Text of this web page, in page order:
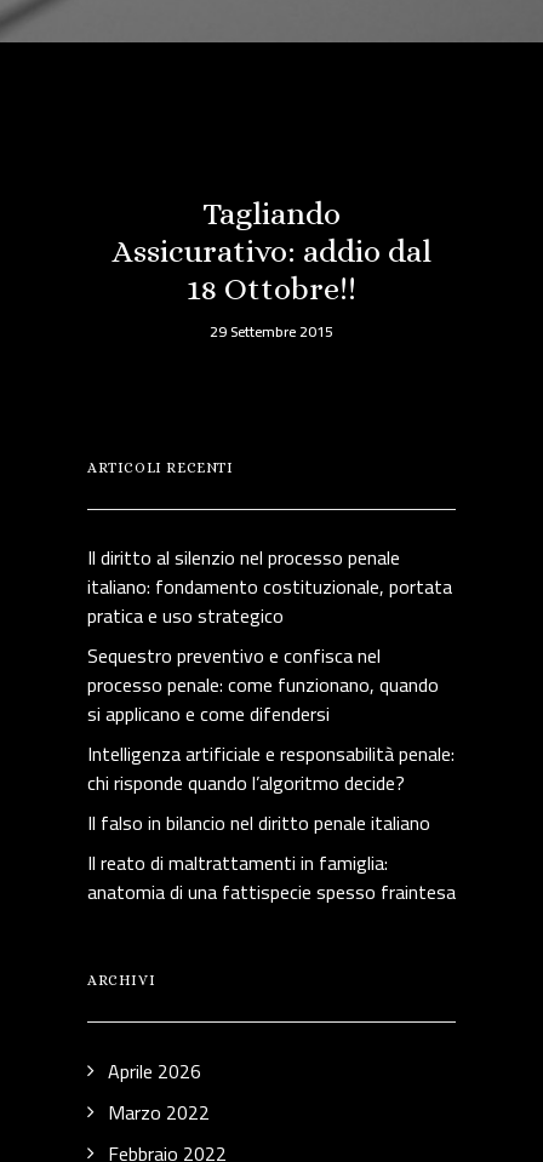
Tagliando
Assicurativo: addio dal
18 Ottobre!!
29 Settembre 2015
ARTICOLI RECENTI
Il diritto al silenzio nel processo penale
italiano: fondamento costituzionale, portata
pratica e uso strategico
Sequestro preventivo e confisca nel
processo penale: come funzionano, quando
si applicano e come difendersi
Intelligenza artificiale e responsabilità penale:
chi risponde quando l’algoritmo decide?
Il falso in bilancio nel diritto penale italiano
Il reato di maltrattamenti in famiglia:
anatomia di una fattispecie spesso fraintesa
ARCHIVI
Aprile 2026
Marzo 2022
Febbraio 2022